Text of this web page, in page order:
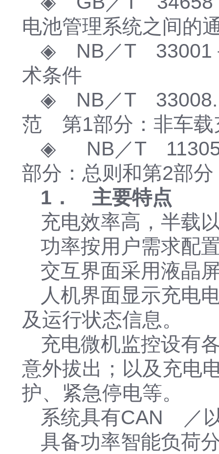
电池管理系统之间的
◈ NB／T 33001
术条件
◈ NB／T
范 第1部分：非车载
◈
NB／T
部分：总则和第2部
1． 主要特点
充电效率高，半载
功率按用户需求配
交互界面采用液晶
人机界面显示充电
及运行状态信息。
充电微机监控设有
意外拔出；以及充电
护、紧急停电等。
系统具有CAN ／
具备功率智能负荷